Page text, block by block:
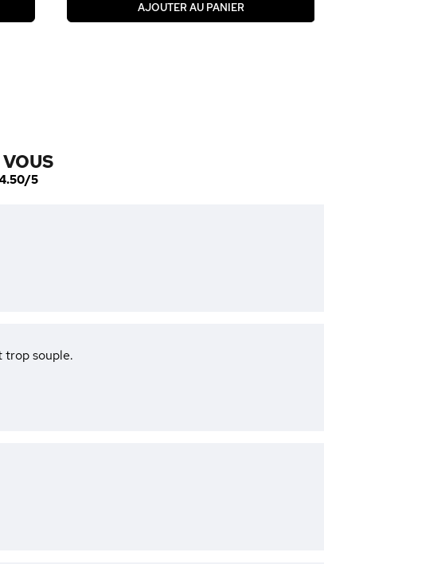
AJOUTER AU PANIER
5
trop souple.